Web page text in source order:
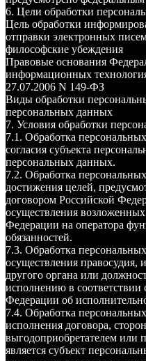
6. Цели обработки
Цель обработки
отправки электронных
философские убеждения
Правовые основания
информационных
27.07.2006 N 149-ФЗ
Виды обработки
персональных данных
7. Условия обработки
7.1. Обработка
согласия субъекта
персональных данных.
7.2. Обработка
достижения целей,
договором Российской
осуществления возложенных
Федерации на оператора
обязанностей.
7.3. Обработка
осуществления правосудия,
другого органа или
исполнению в соответствии
Федерации об
7.4. Обработка
исполнения договора,
выгодоприобретателем или
является субъект